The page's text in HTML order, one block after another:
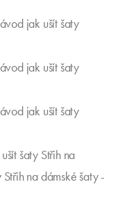
šaty Střih na
na dámské šaty -